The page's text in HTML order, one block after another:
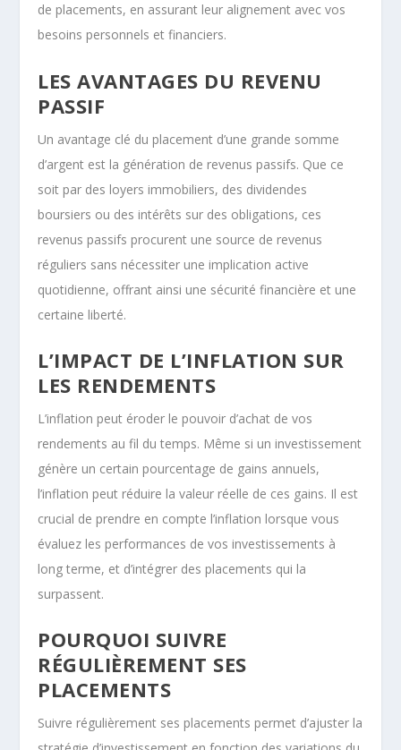
de placements, en assurant leur alignement avec vos
besoins personnels et financiers.
LES AVANTAGES DU REVENU
PASSIF
Un avantage clé du placement d’une grande somme
d’argent est la génération de revenus passifs. Que ce
soit par des loyers immobiliers, des dividendes
boursiers ou des intérêts sur des obligations, ces
revenus passifs procurent une source de revenus
réguliers sans nécessiter une implication active
quotidienne, offrant ainsi une sécurité financière et une
certaine liberté.
L’IMPACT DE L’INFLATION SUR
LES RENDEMENTS
L’inflation peut éroder le pouvoir d’achat de vos
rendements au fil du temps. Même si un investissement
génère un certain pourcentage de gains annuels,
l’inflation peut réduire la valeur réelle de ces gains. Il est
crucial de prendre en compte l’inflation lorsque vous
évaluez les performances de vos investissements à
long terme, et d’intégrer des placements qui la
surpassent.
POURQUOI SUIVRE
RÉGULIÈREMENT SES
PLACEMENTS
Suivre régulièrement ses placements permet d’ajuster la